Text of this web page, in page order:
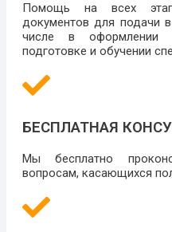
Помощь на всех
документов для подачи
числе в оформлении
подготовке и обучении
БЕСПЛАТНАЯ
Мы бесплатно
вопросам, касающихся